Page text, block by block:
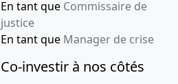
En tant que Commissaire de
justice
En tant que Manager de crise
Co-investir à nos côtés